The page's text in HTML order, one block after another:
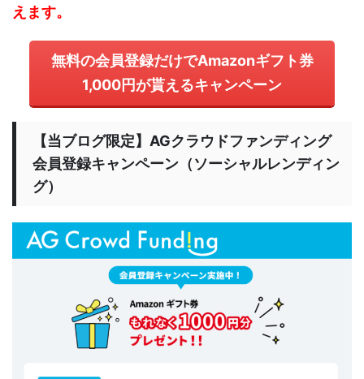
えます。
無料の会員登録だけでAmazonギフト券
1,000円が貰えるキャンペーン
【当ブログ限定】AGクラウドファンディング
会員登録キャンペーン（ソーシャルレンディン
グ）